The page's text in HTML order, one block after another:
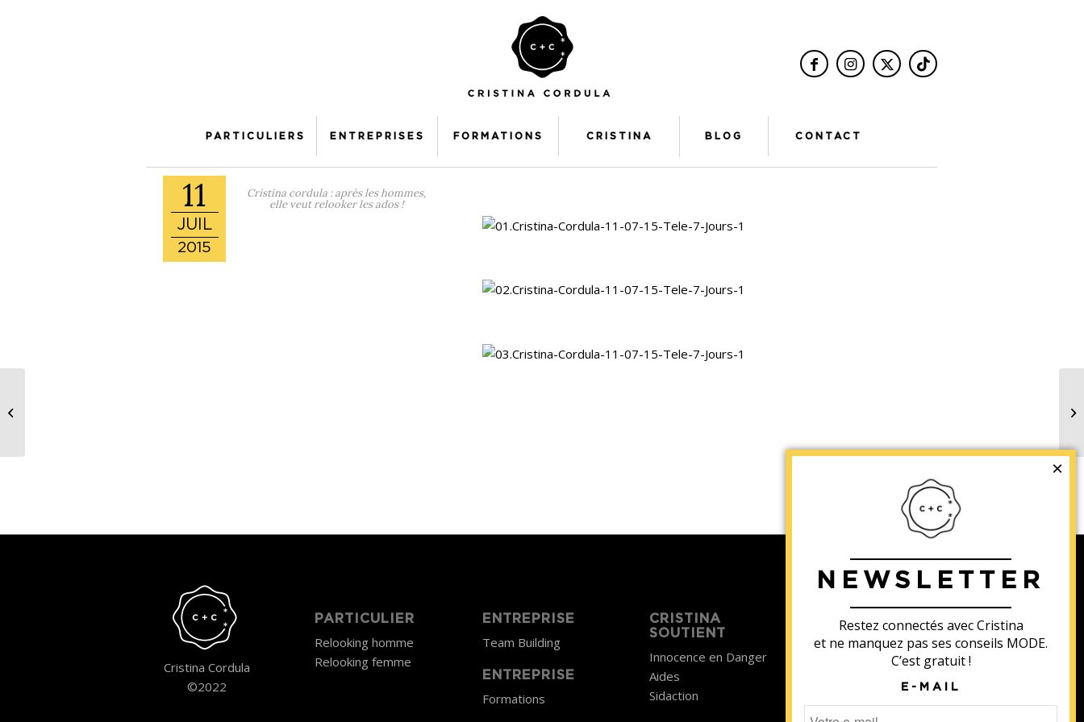
PARTICULIERS ENTREPRISES FORMATIONS CRISTINA BLOG CONTACT
11
JUIL
2015
Cristina cordula : après les hommes,
elle veut relooker les ados !
Cristina Cordula
©2022
PARTICULIER
Relooking homme
Relooking femme
ENTREPRISE
Team Building
ENTREPRISE
Formations
CRISTINA
SOUTIENT
Innocence en Danger
Aides
Sidaction
Contact
Newsletter
CGV Prestations
Mentions
NEWSLETTER
Restez connectés avec Cristina
et ne manquez pas ses conseils MODE.
C’est gratuit !
E-MAIL